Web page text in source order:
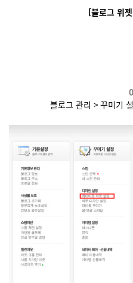
[블로그 위
블로그 관리 >꾸미기